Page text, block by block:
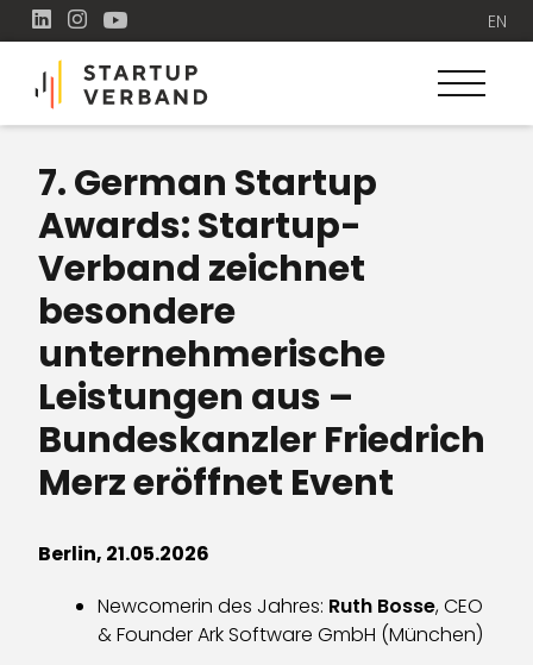
EN
7. German Startup
Awards: Startup-
Verband zeichnet
besondere
unternehmerische
Leistungen aus –
Bundeskanzler Friedrich
Merz eröffnet Event
Berlin, 21.05.2026
Newcomerin des Jahres: Ruth Bosse, CEO
& Founder Ark Software GmbH (München)